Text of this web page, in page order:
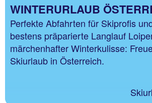
WINTERURLAUB
Perfekte Abfahrten für Skiprofis
bestens präparierte Langlauf
märchenhafter Winterkulisse:
Skiurlaub in Österreich.